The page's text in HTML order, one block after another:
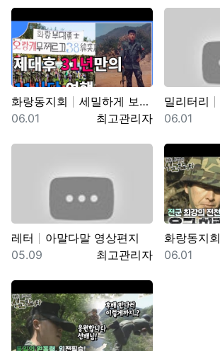
화랑동지회
세밀하게 보려면 위로 당기세요 0:12 0:36 …
등록자
최고관리자
등록일
06.01
밀리터리
등록일
06.01
레터
아말다말 영상편지
등록자
최고관리자
등록일
05.09
화랑동지회
등록일
06.01